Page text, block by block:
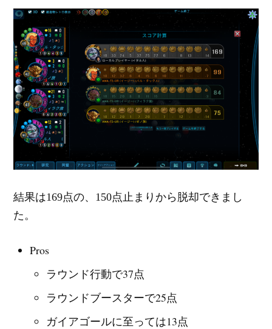
結果は169点の、150点止まりから脱却できまし
た。
Pros
ラウンド行動で37点
ラウンドブースターで25点
ガイアゴールに至っては13点